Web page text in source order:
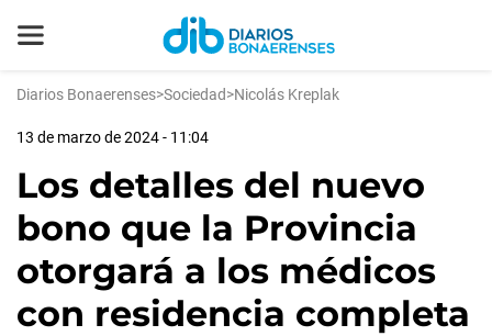
Diarios Bonaerenses>Sociedad>Nicolás Kreplak
13 de marzo de 2024 - 11:04
Los detalles del nuevo
bono que la Provincia
otorgará a los médicos
con residencia completa